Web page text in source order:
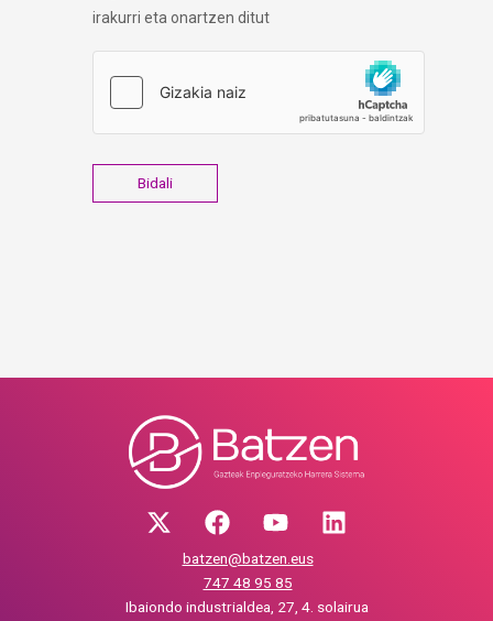
irakurri eta onartzen ditut
batzen@batzen.eus
747 48 95 85
Ibaiondo industrialdea, 27, 4. solairua